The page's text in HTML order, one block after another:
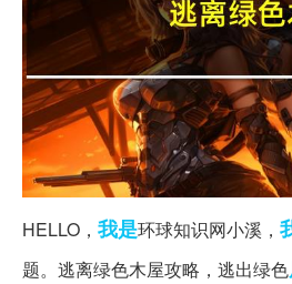
HELLO， 我是环球知识网小溪，
题。逃离绿色木屋攻略，逃出绿色